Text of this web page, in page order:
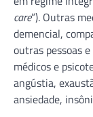
care”). Outras
demencial,
outras pessoas
médicos e
angústia,
ansiedade,